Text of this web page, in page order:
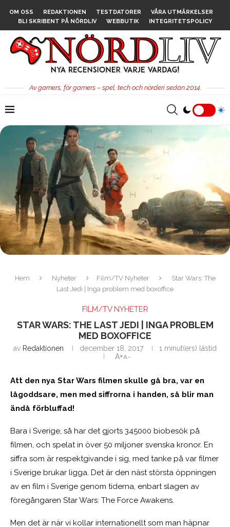
OM OSS REDAKTIONEN TESTDATORER
VÅRA UTMÄRKELSER
BLI SKRIBENT PÅ NÖRDLIV
WEBBUTIK INTEGRITETSPOLICY
Av gamers, för gamers – spel, tech och nörderi sedan 2014.
Hem Nyheter Film/TV Nyheter
Star Wars: The
Last Jedi | Inga problem med boxoffice
FILM/TV NYHETER
STAR WARS: THE LAST JEDI | INGA PROBLEM
MED BOXOFFICE
av Redaktionen december 18, 2017
1 minut(ers) lästid
A+A-
Att den nya Star Wars filmen skulle gå bra, var en
lågoddsare, men med siffrorna i handen, så blir man
ändå förbluffad!
Bara i Sverige, så har det gjorts 345000 biobesök på
filmen, och spelat in över 50 miljoner svenska kronor. En
siffra som är respektgivande i sig, med tanke på var filmer
i Sverige brukar ligga. Det är den näst största öppningen
av en film i Sverige genom tiderna, enbart slagen av
föregångaren Star Wars: The Force Awakens.
Men det är när vi kollar internationellt som man häpnar